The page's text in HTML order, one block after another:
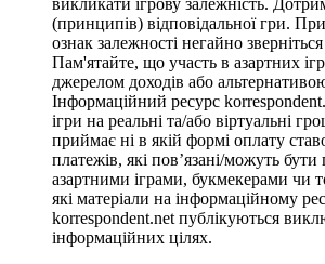
(принципів) відповідальної гри.
ознак залежності негайно зверніться
Пам'ятайте, що участь в азартних
джерелом доходів або
Інформаційний ресурс
ігри на реальні та/або віртуальні
приймає ні в якій формі оплату
платежів, які пов’язані/можуть бути
азартними іграми, букмекерами чи
які матеріали на інформаційному
korrespondent.net публікуються
інформаційних цілях.